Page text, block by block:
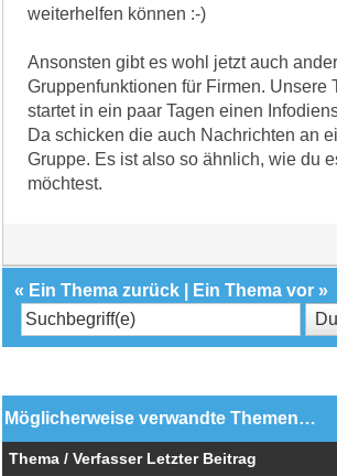
weiterhelfen können :-)
Ansonsten gibt es wohl jetzt auch
Gruppenfunktionen für Firmen. Unsere
startet in ein paar Tagen einen
Da schicken die auch Nachrichten an
Gruppe. Es ist also so ähnlich, wie du
möchtest.
« Ein Thema zurück Ein Thema vor »
Möglicherweise verwandte Themen…
Thema / Verfasser Letzter Beitrag